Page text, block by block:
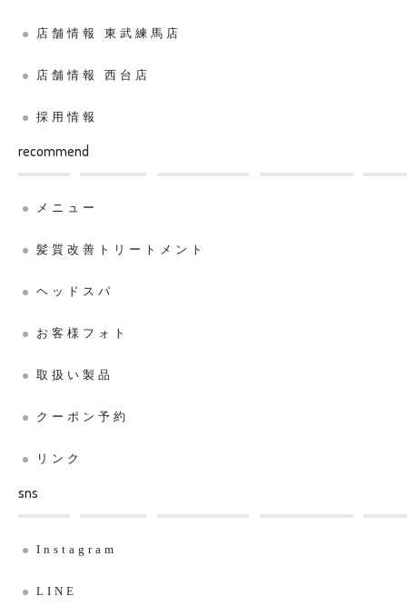
店舗情報 東武練馬店
店舗情報 西台店
採用情報
recommend
メニュー
髪質改善トリートメント
ヘッドスパ
お客様フォト
取扱い製品
クーポン予約
リンク
sns
Instagram
LINE